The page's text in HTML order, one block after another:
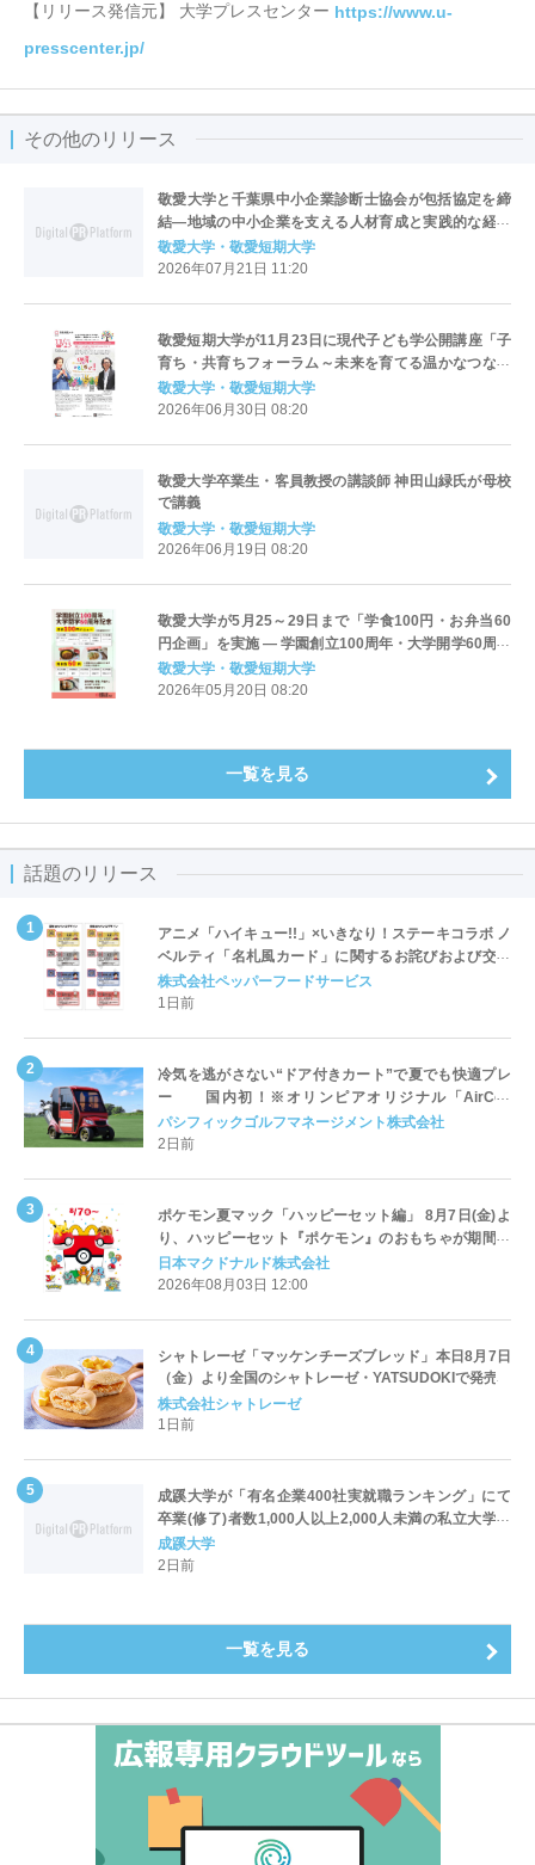
【リリース発信元】 大学プレスセンター https://www.u-
presscenter.jp/
その他のリリース
敬愛大学と千葉県中小企業診断士協会が包括協定を締
結―地域の中小企業を支える人材育成と実践的な経営
教育を推進―
敬愛大学・敬愛短期大学
2026年07月21日 11:20
敬愛短期大学が11月23日に現代子ども学公開講座「子
育ち・共育ちフォーラム～未来を育てる温かなつなが
り～」第2弾「保育はやっぱりおもしろい！！」を開催
敬愛大学・敬愛短期大学
2026年06月30日 08:20
敬愛大学卒業生・客員教授の講談師 神田山緑氏が母校
で講義
敬愛大学・敬愛短期大学
2026年06月19日 08:20
敬愛大学が5月25～29日まで「学食100円・お弁当60
円企画」を実施 ― 学園創立100周年・大学開学60周年
記念事業の一環 ― 学生への感謝を込めて
敬愛大学・敬愛短期大学
2026年05月20日 08:20
一覧を見る
話題のリリース
アニメ「ハイキュー!!」×いきなり！ステーキコラボ ノ
ベルティ「名札風カード」に関するお詫びおよび交換
対応についてのご案内
株式会社ペッパーフードサービス
1日前
冷気を逃がさない“ドア付きカート”で夏でも快適プレ
ー 国内初！※オリンピアオリジナル「AirCon
Cart（エアコンカート）」導入 | ＰＧＭ
パシフィックゴルフマネージメント株式会社
2日前
ポケモン夏マック「ハッピーセット編」 8月7日(金)よ
り、ハッピーセット『ポケモン』のおもちゃが期間限
定登場
日本マクドナルド株式会社
2026年08月03日 12:00
シャトレーゼ「マッケンチーズブレッド」本日8月7日
（金）より全国のシャトレーゼ・YATSUDOKIで発売
株式会社シャトレーゼ
1日前
成蹊大学が「有名企業400社実就職ランキング」にて
卒業(修了)者数1,000人以上2,000人未満の私立大学で
全国第1位を獲得！～実就職率は26.5%（前年比＋
4.3pt）に伸長、東京の私立大学でも10位にランクイン
成蹊大学
2日前
一覧を見る